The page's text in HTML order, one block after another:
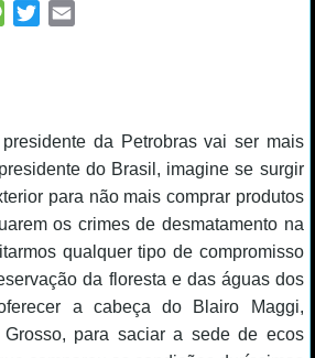
Message
Twitter
da Petrobras vai ser mais
do Brasil, imagine se surgir
para não mais comprar produtos
os crimes de desmatamento na
qualquer tipo de compromisso
da floresta e das águas dos
a cabeça do Blairo Maggi,
para saciar a sede de ecos